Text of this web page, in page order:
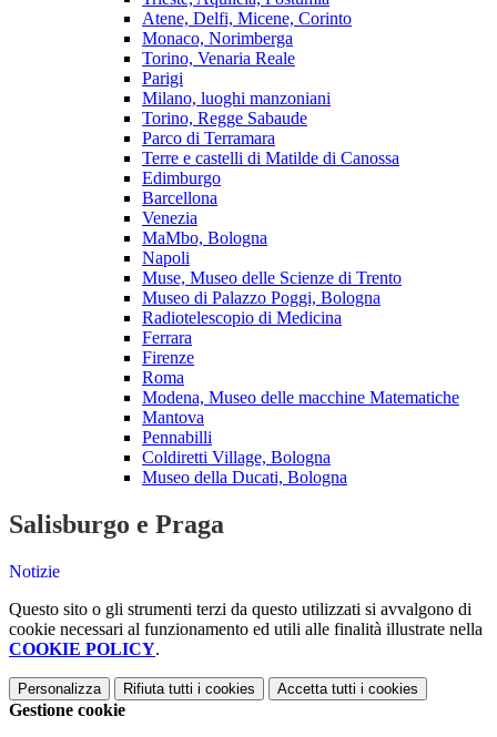
Atene, Delfi, Micene, Corinto
Monaco, Norimberga
Torino, Venaria Reale
Parigi
Milano, luoghi manzoniani
Torino, Regge Sabaude
Parco di Terramara
Terre e castelli di Matilde di Canossa
Edimburgo
Barcellona
Venezia
MaMbo, Bologna
Napoli
Muse, Museo delle Scienze di Trento
Museo di Palazzo Poggi, Bologna
Radiotelescopio di Medicina
Ferrara
Firenze
Roma
Modena, Museo delle macchine Matematiche
Mantova
Pennabilli
Coldiretti Village, Bologna
Museo della Ducati, Bologna
Salisburgo e Praga
Notizie
Questo sito o gli strumenti terzi da questo utilizzati si avvalgono di
cookie necessari al funzionamento ed utili alle finalità illustrate nella
COOKIE POLICY.
Personalizza Rifiuta tutti i cookies Accetta tutti i cookies
Gestione cookie